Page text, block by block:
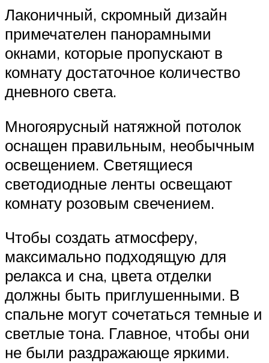
Лаконичный, скромный дизайн
примечателен панорамными
окнами, которые пропускают в
комнату достаточное количество
дневного света.
Многоярусный натяжной потолок
оснащен правильным, необычным
освещением. Светящиеся
светодиодные ленты освещают
комнату розовым свечением.
Чтобы создать атмосферу,
максимально подходящую для
релакса и сна, цвета отделки
должны быть приглушенными. В
спальне могут сочетаться темные и
светлые тона. Главное, чтобы они
не были раздражающе яркими.